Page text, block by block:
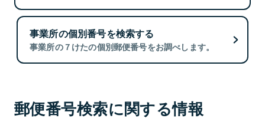
事業所の個別番号を検索する
事業所の７けたの個別郵便番号をお調べします。
郵便番号検索に関する情報